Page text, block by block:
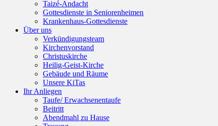
Taizé-Andacht
Gottesdienste in Seniorenheimen
Krankenhaus-Gottesdienste
Über uns
Verkündigungsteam
Kirchenvorstand
Christuskirche
Heilig-Geist-Kirche
Gebäude und Räume
Unsere KiTas
Ihr Anliegen
Taufe/ Erwachsenentaufe
Beitritt
Abendmahl zu Hause